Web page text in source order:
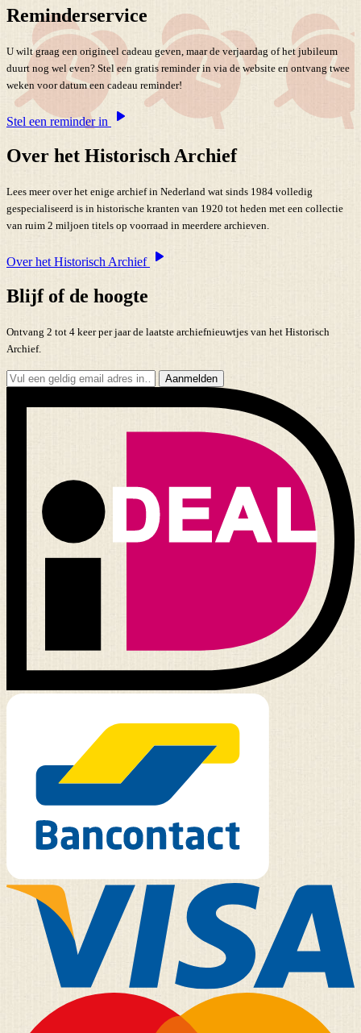
Reminderservice
U wilt graag een origineel cadeau geven, maar de verjaardag of het jubileum
duurt nog wel even? Stel een gratis reminder in via de website en ontvang twee
weken voor datum een cadeau reminder!
Stel een reminder in
Over het Historisch Archief
Lees meer over het enige archief in Nederland wat sinds 1984 volledig
gespecialiseerd is in historische kranten van 1920 tot heden met een collectie
van ruim 2 miljoen titels op voorraad in meerdere archieven.
Over het Historisch Archief
Blijf of de hoogte
Ontvang 2 tot 4 keer per jaar de laatste archiefnieuwtjes van het Historisch
Archief.
Aanmelden